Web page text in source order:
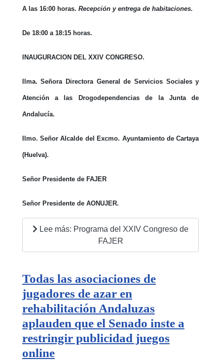
A las 16:00 horas. Recepción y entrega de habitaciones.
De 18:00 a 18:15 horas.
INAUGURACION DEL XXIV CONGRESO.
Ilma. Señora Directora General de Servicios Sociales y
Atención a las Drogodependencias de la Junta de
Andalucía.
Ilmo. Señor Alcalde del Excmo. Ayuntamiento de Cartaya
(Huelva).
Señor Presidente de FAJER
Señor Presidente de AONUJER.
Lee más: Programa del XXIV Congreso de
FAJER
Todas las asociaciones de
jugadores de azar en
rehabilitación Andaluzas
aplauden que el Senado inste a
restringir publicidad juegos
online